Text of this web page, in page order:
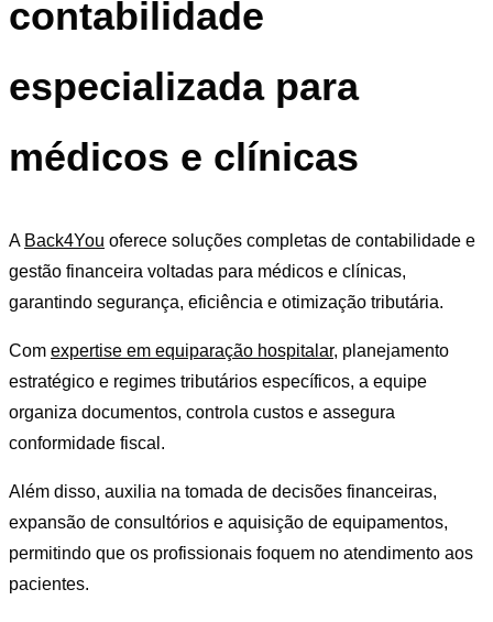
contabilidade
especializada para
médicos e clínicas
A Back4You oferece soluções completas de contabilidade e
gestão financeira voltadas para médicos e clínicas,
garantindo segurança, eficiência e otimização tributária.
Com expertise em equiparação hospitalar, planejamento
estratégico e regimes tributários específicos, a equipe
organiza documentos, controla custos e assegura
conformidade fiscal.
Além disso, auxilia na tomada de decisões financeiras,
expansão de consultórios e aquisição de equipamentos,
permitindo que os profissionais foquem no atendimento aos
pacientes.